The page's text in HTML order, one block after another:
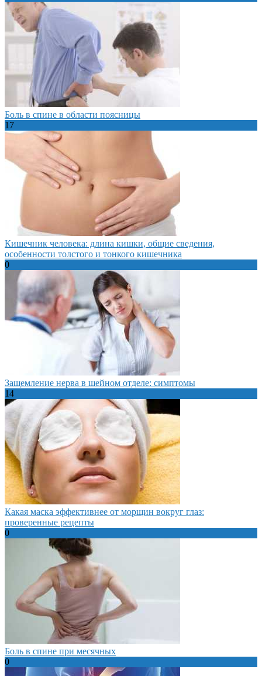
Боль в спине в области поясницы
17
Кишечник человека: длина кишки, общие сведения,
особенности толстого и тонкого кишечника
0
Защемление нерва в шейном отделе: симптомы
14
Какая маска эффективнее от морщин вокруг глаз:
проверенные рецепты
0
Боль в спине при месячных
0